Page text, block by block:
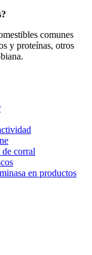
comunes
y proteínas, otros
corral
en productos